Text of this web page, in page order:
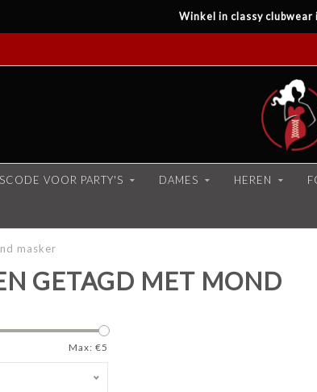
Winkel in classy
VOOR PARTY'S DAMES HEREN
masker
GETAGD MET MOND
Max: €5